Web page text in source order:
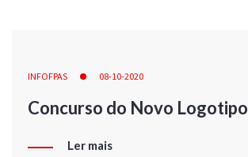
INFOFPAS 08-10-2020
Concurso do Novo Logotipo
Ler mais